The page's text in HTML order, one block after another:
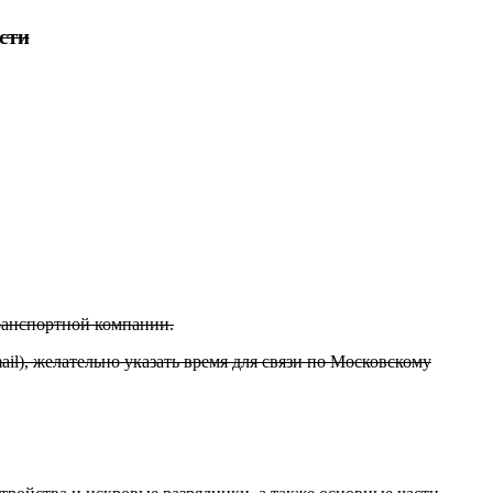
компании.
желательно указать время для связи по Московскому